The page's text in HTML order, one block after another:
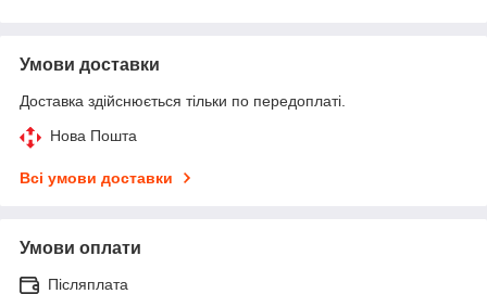
Умови доставки
Доставка здійснюється тільки по передоплаті.
Нова Пошта
Всі умови доставки
Умови оплати
Післяплата